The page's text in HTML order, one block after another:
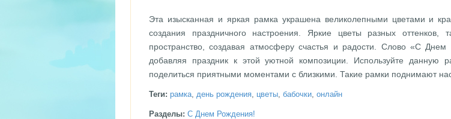
Эта изысканная и яркая рамка украшена великолепными цветами и
создания праздничного настроения. Яркие цветы разных
пространство, создавая атмосферу счастья и радости. Слово «С Днем
добавляя праздник к этой уютной композиции. Используйте данную
поделиться приятными моментами с близкими. Такие рамки поднимают
Теги: рамка, день рождения, цветы, бабочки, онлайн
Разделы: С Днем Рождения!